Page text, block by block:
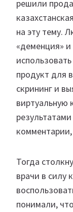
решили
на эту тему.
«деменция» и
продукт для
скрининг и
виртуальную
Тогда
врачи в силу
понимали,